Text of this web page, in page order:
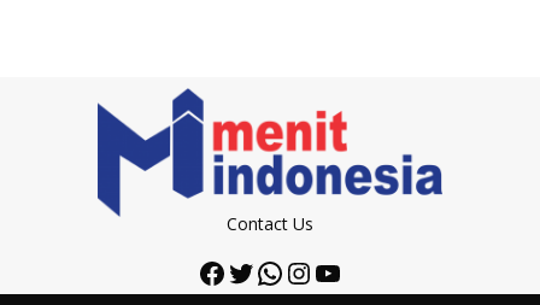
Contact Us
Facebook
Twitter
WhatsApp
Instagram
YouTube